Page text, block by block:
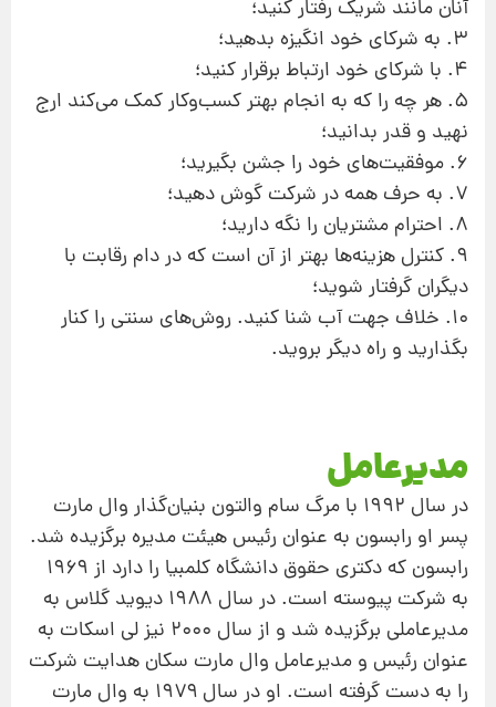
آنان مانند شریك رفتار كنید؛
۳. به شركای خود انگیزه بدهید؛
۴. با شركای خود ارتباط برقرار كنید؛
۵. هر چه را كه به انجام بهتر كسب‌وكار كمك می‌كند ارج
نهید و قدر بدانید؛
۶. موفقیت‌های خود را جشن بگیرید؛
۷. به حرف همه در شركت گوش دهید؛
۸. احترام مشتریان را نگه دارید؛
۹. كنترل هزینه‌ها بهتر از آن است كه در دام رقابت با
دیگران گرفتار شوید؛
۱۰. خلاف جهت آب شنا كنید. روش‌های سنتی را كنار
بگذارید و راه دیگر بروید.
مدیرعامل
در سال ۱۹۹۲ با مرگ سام والتون بنیان‌گذار وال مارت
پسر او رابسون به عنوان رئیس هیئت مدیره برگزیده شد.
رابسون كه دكتری حقوق دانشگاه كلمبیا را دارد از ۱۹۶۹
به شركت پیوسته است. در سال ۱۹۸۸ دیوید گلاس به
مدیرعاملی برگزیده شد و از سال ۲۰۰۰ نیز لی اسكات به
عنوان رئیس و مدیرعامل وال مارت سكان هدایت شركت
را به دست گرفته است. او در سال ۱۹۷۹ به وال مارت